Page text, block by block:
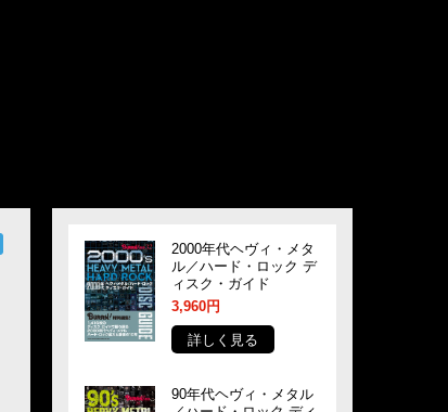
2000年代ヘヴィ・メタ
ル／ハード・ロック デ
ィスク・ガイド
3,960円
詳しく見る
90年代ヘヴィ・メタル